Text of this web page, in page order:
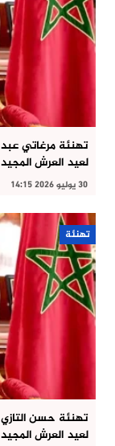
لعيد العرش المجيد
30 يوليو 2026 14:15
تهنئة
لعيد العرش المجيد